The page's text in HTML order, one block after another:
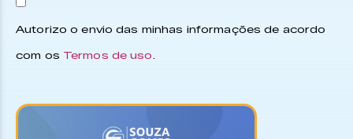
Autorizo o envio das minhas informações de acordo
com os Termos de uso.